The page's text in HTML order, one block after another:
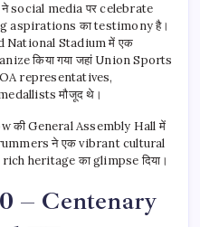
social media पर celebrate
aspirations का testimony है।
National Stadium में एक
किया गया जहां Union Sports
representatives,
मौजूद थे।
की General Assembly Hall में
ने एक vibrant cultural
heritage का glimpse दिया।
– Centenary